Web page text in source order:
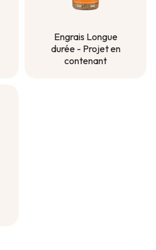
Engrais Longue
durée - Projet en
contenant